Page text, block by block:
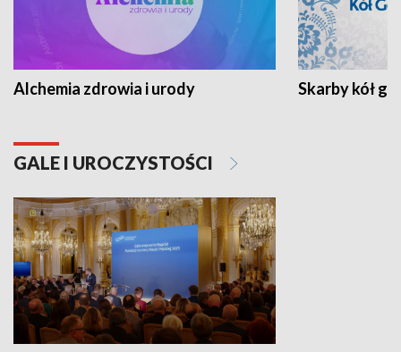
Alchemia zdrowia i urody Skarby kół
GALE I UROCZYSTOŚCI